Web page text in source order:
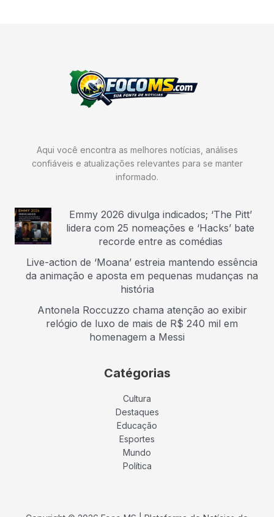
Aqui você encontra as melhores notícias, análises
confiáveis e atualizações relevantes para se manter
informado.
Emmy 2026 divulga indicados; ‘The Pitt’
lidera com 25 nomeações e ‘Hacks’ bate
recorde entre as comédias
Live-action de ‘Moana’ estreia mantendo essência
da animação e aposta em pequenas mudanças na
história
Antonela Roccuzzo chama atenção ao exibir
relógio de luxo de mais de R$ 240 mil em
homenagem a Messi
Catégorias
Cultura
Destaques
Educação
Esportes
Mundo
Política